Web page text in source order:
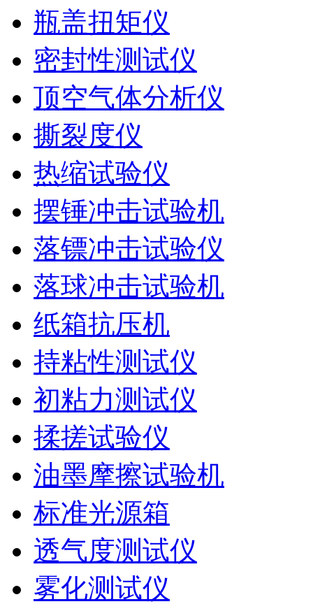
瓶盖扭矩仪
密封性测试仪
顶空气体分析仪
撕裂度仪
热缩试验仪
摆锤冲击试验机
落镖冲击试验仪
落球冲击试验机
纸箱抗压机
持粘性测试仪
初粘力测试仪
揉搓试验仪
油墨摩擦试验机
标准光源箱
透气度测试仪
雾化测试仪